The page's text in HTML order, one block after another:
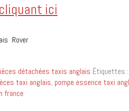
ici
Rover
détachées taxis anglais Étiquettes :
taxi anglais, pompe essence taxi
france